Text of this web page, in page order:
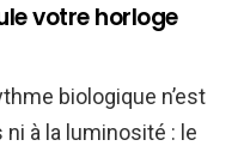
votre horloge
biologique n’est
à la luminosité : le